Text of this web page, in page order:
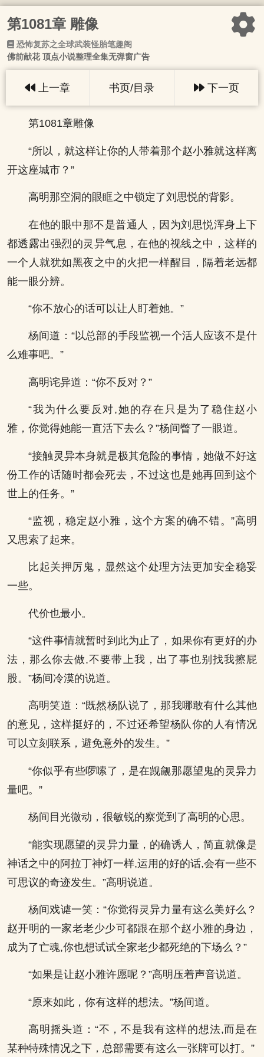
第1081章 雕像
恐怖复苏之全球武装怪胎笔趣阁
佛前献花 顶点小说整理全集无弹窗广告
上一章 书页/目录 下一页
第1081章雕像
“所以，就这样让你的人带着那个赵小雅就这样离
开这座城市？”
高明那空洞的眼眶之中锁定了刘思悦的背影。
在他的眼中那不是普通人，因为刘思悦浑身上下
都透露出强烈的灵异气息，在他的视线之中，这样的
一个人就犹如黑夜之中的火把一样醒目，隔着老远都
能一眼分辨。
“你不放心的话可以让人盯着她。”
杨间道：“以总部的手段监视一个活人应该不是什
么难事吧。”
高明诧异道：“你不反对？”
“我为什么要反对,她的存在只是为了稳住赵小
雅，你觉得她能一直活下去么？”杨间瞥了一眼道。
“接触灵异本身就是极其危险的事情，她做不好这
份工作的话随时都会死去，不过这也是她再回到这个
世上的任务。”
“监视，稳定赵小雅，这个方案的确不错。”高明
又思索了起来。
比起关押厉鬼，显然这个处理方法更加安全稳妥
一些。
代价也最小。
“这件事情就暂时到此为止了，如果你有更好的办
法，那么你去做,不要带上我，出了事也别找我擦屁
股。”杨间冷漠的说道。
高明笑道：“既然杨队说了，那我哪敢有什么其他
的意见，这样挺好的，不过还希望杨队你的人有情况
可以立刻联系，避免意外的发生。”
“你似乎有些啰嗦了，是在觊觎那愿望鬼的灵异力
量吧。”
杨间目光微动，很敏锐的察觉到了高明的心思。
“能实现愿望的灵异力量，的确诱人，简直就像是
神话之中的阿拉丁神灯一样,运用的好的话,会有一些不
可思议的奇迹发生。”高明说道。
杨间戏谑一笑：“你觉得灵异力量有这么美好么？
赵开明的一家老老少少可都跟在那个赵小雅的身边，
成为了亡魂,你也想试试全家老少都死绝的下场么？”
“如果是让赵小雅许愿呢？”高明压着声音说道。
“原来如此，你有这样的想法。”杨间道。
高明摇头道：“不，不是我有这样的想法,而是在
某种特殊情况之下，总部需要有这么一张牌可以打。”